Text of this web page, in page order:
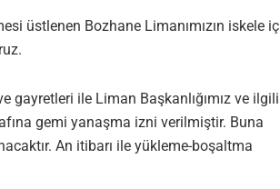
üstlenen Bozhane Limanımızın iskele iç
gayretleri ile Liman Başkanlığımız ve ilgili
gemi yanaşma izni verilmiştir. Buna
An itibarı ile yükleme-boşaltma